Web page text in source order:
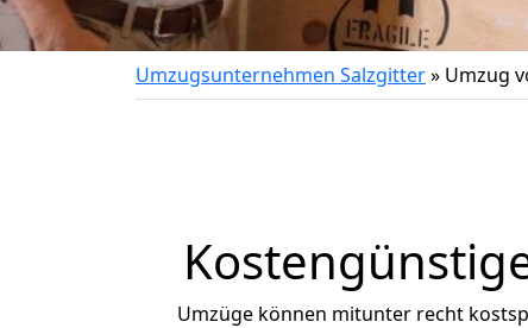
Umzugsunternehmen Salzgitter» Umzug
Umzüge können mitunter recht